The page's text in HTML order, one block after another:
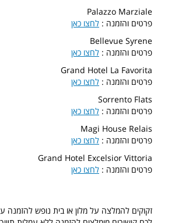
Palazzo Marziale
פרטים והזמנה : לחצו כאן
Bellevue Syrene
פרטים והזמנה : לחצו כאן
Grand Hotel La Favorita
פרטים והזמנה : לחצו כאן
Sorrento Flats
פרטים והזמנה : לחצו כאן
Magi House Relais
פרטים והזמנה : לחצו כאן
Grand Hotel Excelsior Vittoria
פרטים והזמנה : לחצו כאן
זקוקים להמלצה על מלון או בית נופש להזמנה